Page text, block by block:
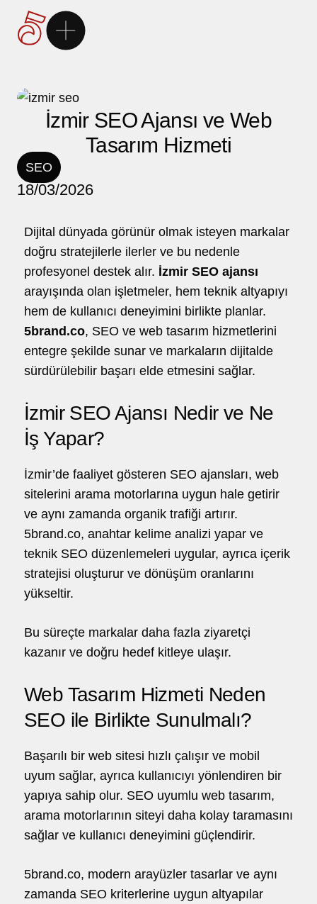
5Brand
Markalarımız
Hizmetlerimiz
Kariyer
İletişim
hello@5brand.co hello@5brand.co
İzmir SEO Ajansı ve Web
Tasarım Hizmeti
SEO
18/03/2026
Dijital dünyada görünür olmak isteyen markalar
doğru stratejilerle ilerler ve bu nedenle
profesyonel destek alır. İzmir SEO ajansı
arayışında olan işletmeler, hem teknik altyapıyı
hem de kullanıcı deneyimini birlikte planlar.
5brand.co, SEO ve web tasarım hizmetlerini
entegre şekilde sunar ve markaların dijitalde
sürdürülebilir başarı elde etmesini sağlar.
İzmir SEO Ajansı Nedir ve Ne
İş Yapar?
İzmir’de faaliyet gösteren SEO ajansları, web
sitelerini arama motorlarına uygun hale getirir
ve aynı zamanda organik trafiği artırır.
5brand.co, anahtar kelime analizi yapar ve
teknik SEO düzenlemeleri uygular, ayrıca içerik
stratejisi oluşturur ve dönüşüm oranlarını
yükseltir.
Bu süreçte markalar daha fazla ziyaretçi
kazanır ve doğru hedef kitleye ulaşır.
Web Tasarım Hizmeti Neden
SEO ile Birlikte Sunulmalı?
Başarılı bir web sitesi hızlı çalışır ve mobil
uyum sağlar, ayrıca kullanıcıyı yönlendiren bir
yapıya sahip olur. SEO uyumlu web tasarım,
arama motorlarının siteyi daha kolay taramasını
sağlar ve kullanıcı deneyimini güçlendirir.
5brand.co, modern arayüzler tasarlar ve aynı
zamanda SEO kriterlerine uygun altyapılar